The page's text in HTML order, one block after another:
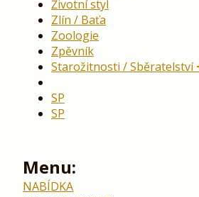
Životní styl
Zlín / Baťa
Zoologie
Zpěvník
Starožitnosti / Sběratelství
SP
SP
Menu:
NABÍDKA